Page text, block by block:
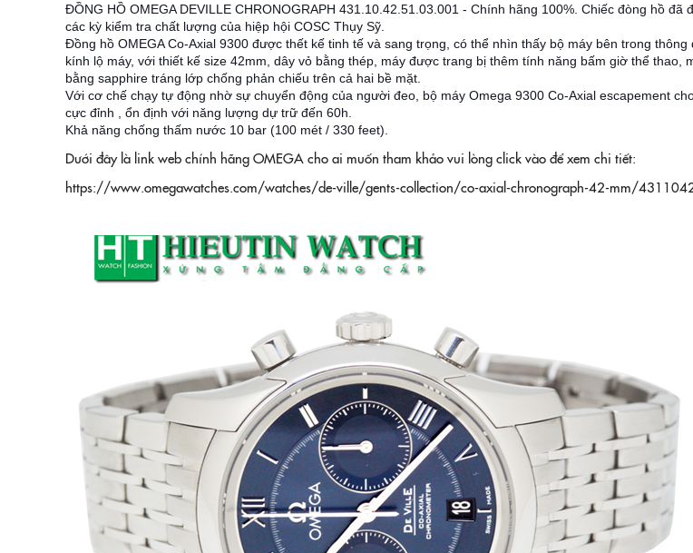
ĐỒNG HỒ OMEGA DEVILLE CHRONOGRAPH 431.10.42.51.03.001 - Chính hãng 100%. Chiếc đòng hồ đã
các kỳ kiểm tra chất lượng của hiệp hội COSC Thụy Sỹ.
Đồng hồ OMEGA Co-Axial 9300 được thết kế tinh tế và sang trọng, có thể nhìn thấy bộ máy bên trong thông
kính lộ máy, với thiết kế size 42mm, dây vỏ bằng thép, máy được trang bị thêm tính năng bấm giờ thể thao,
bằng sapphire tráng lớp chống phản chiếu trên cả hai bề mặt.
Với cơ chế chạy tự động nhờ sự chuyển động của người đeo, bộ máy Omega 9300 Co-Axial escapement
cực đỉnh , ổn định với năng lượng dự trữ đến 60h.
Khả năng chống thấm nước 10 bar (100 mét / 330 feet).
Dưới đây là link web chính hãng OMEGA cho ai muốn tham khảo vui lòng click vào để xem chi tiết:
https://www.omegawatches.com/watches/de-ville/gents-collection/co-axial-chronograph-42-mm/